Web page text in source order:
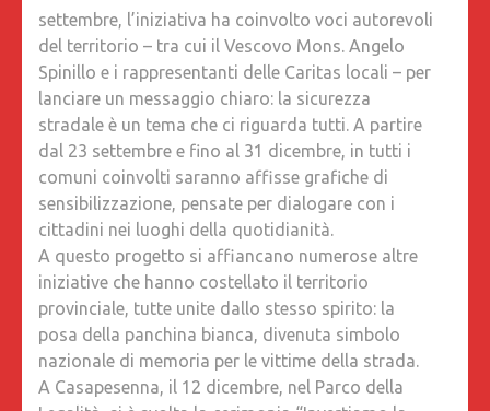
settembre, l’iniziativa ha coinvolto voci autorevoli
del territorio – tra cui il Vescovo Mons. Angelo
Spinillo e i rappresentanti delle Caritas locali – per
lanciare un messaggio chiaro: la sicurezza
stradale è un tema che ci riguarda tutti. A partire
dal 23 settembre e fino al 31 dicembre, in tutti i
comuni coinvolti saranno affisse grafiche di
sensibilizzazione, pensate per dialogare con i
cittadini nei luoghi della quotidianità.
A questo progetto si affiancano numerose altre
iniziative che hanno costellato il territorio
provinciale, tutte unite dallo stesso spirito: la
posa della panchina bianca, divenuta simbolo
nazionale di memoria per le vittime della strada.
A Casapesenna, il 12 dicembre, nel Parco della